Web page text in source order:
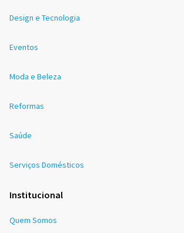
Design e Tecnologia
Eventos
Moda e Beleza
Reformas
Saúde
Serviços Domésticos
Institucional
Quem Somos